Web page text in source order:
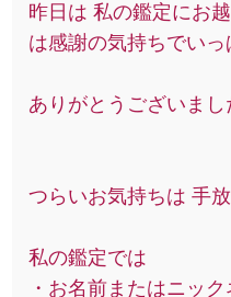
昨日は 私の鑑定にお
は感謝の気持ちでい
ありがとうございまし
つらいお気持ちは 手
私の鑑定では
・お名前またはニッ